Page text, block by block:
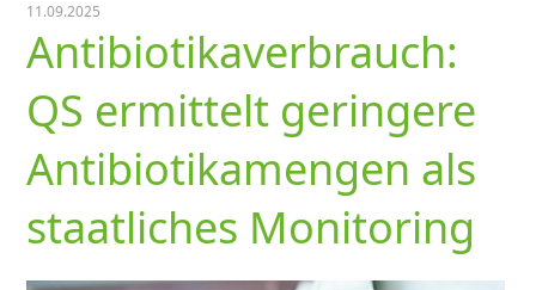
11.09.2025
Antibiotikaverbrauch:
QS ermittelt geringere
Antibiotikamengen als
staatliches Monitoring